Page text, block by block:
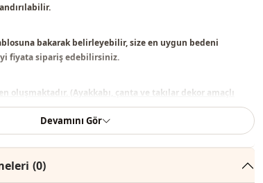
bakarak belirleyebilir, size en uygun bedeni
fiyata sipariş edebilirsiniz.
oluşmaktadır. (Ayakkabı, çanta ve takılar dekor amaçlı
Devamını Gör
(0)